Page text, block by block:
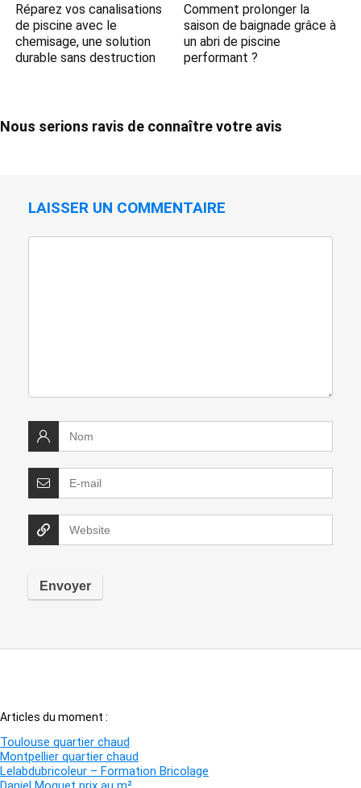
Réparez vos canalisations
de piscine avec le
chemisage, une solution
durable sans destruction
Comment prolonger la
saison de baignade grâce à
un abri de piscine
performant ?
Nous serions ravis de connaître votre avis
LAISSER UN COMMENTAIRE
Articles du moment :
Toulouse quartier chaud
Montpellier quartier chaud
Lelabdubricoleur – Formation Bricolage